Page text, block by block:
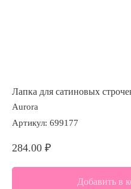
Лапка для сатиновых
Aurora
Артикул: 699177
284.00 ₽
Добавить в